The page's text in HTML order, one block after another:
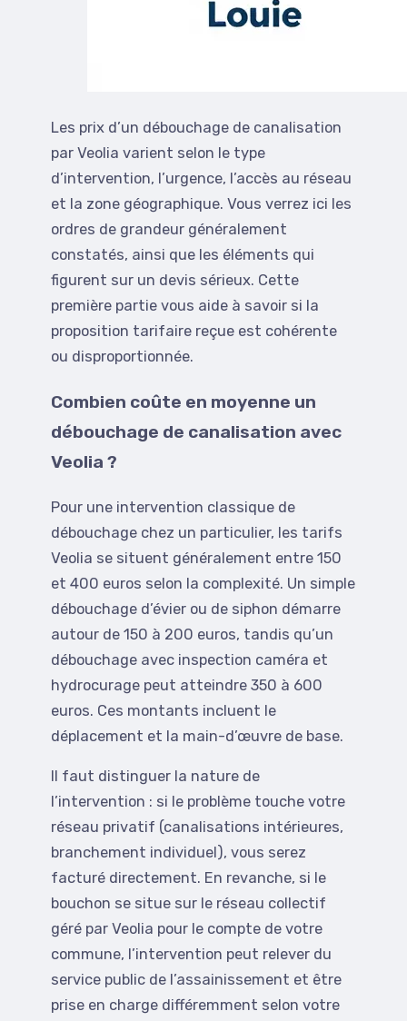
Les prix d’un débouchage de canalisation
par Veolia varient selon le type
d’intervention, l’urgence, l’accès au réseau
et la zone géographique. Vous verrez ici les
ordres de grandeur généralement
constatés, ainsi que les éléments qui
figurent sur un devis sérieux. Cette
première partie vous aide à savoir si la
proposition tarifaire reçue est cohérente
ou disproportionnée.
Combien coûte en moyenne un
débouchage de canalisation avec
Veolia ?
Pour une intervention classique de
débouchage chez un particulier, les tarifs
Veolia se situent généralement entre 150
et 400 euros selon la complexité. Un simple
débouchage d’évier ou de siphon démarre
autour de 150 à 200 euros, tandis qu’un
débouchage avec inspection caméra et
hydrocurage peut atteindre 350 à 600
euros. Ces montants incluent le
déplacement et la main-d’œuvre de base.
Il faut distinguer la nature de
l’intervention : si le problème touche votre
réseau privatif (canalisations intérieures,
branchement individuel), vous serez
facturé directement. En revanche, si le
bouchon se situe sur le réseau collectif
géré par Veolia pour le compte de votre
commune, l’intervention peut relever du
service public de l’assainissement et être
prise en charge différemment selon votre